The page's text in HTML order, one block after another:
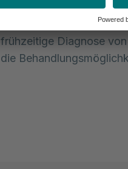
Auch hier ermöglicht
Veränderungen zu
frühzeitige Diagnose
die